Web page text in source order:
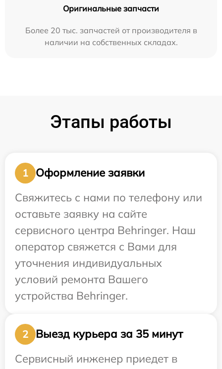
Оригинальные запчасти
Более 20 тыс. запчастей от производителя в
наличии на собственных складах.
Этапы работы
1
Оформление заявки
Свяжитесь с нами по телефону или
оставьте заявку на сайте
сервисного центра Behringer. Наш
оператор свяжется с Вами для
уточнения индивидуальных
условий ремонта Вашего
устройства Behringer.
2
Выезд курьера за 35 минут
Сервисный инженер приедет в